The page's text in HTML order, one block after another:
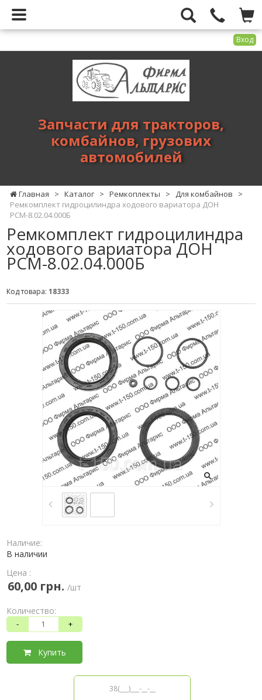
Вход
тракторов,
комбайнов,
Запчасти для тракторов,
комбайнов, грузових
автомобилей
Главная > Каталог > Ремкоплекты > Для комбайнов
>
Ремкомплект гидроцилиндра ходового вариатора ДОН
РСМ-8.02.04.000Б
Ремкомплект гидроцилиндра
ходового вариатора ДОН
РСМ-8.02.04.000Б
Код товара: 18333
Наличие:
В наличии
Цена :
60,00 грн. /шт
Количество:
- +
Купить